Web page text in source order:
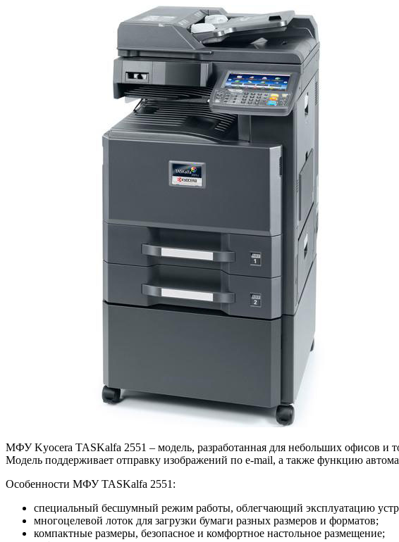
МФУ Kyocera TASKalfa 2551 – модель, разработанная для небольших офисов и
Модель поддерживает отправку изображений по e-mail, а также функцию
Особенности МФУ TASKalfa 2551:
специальный бесшумный режим работы, облегчающий эксплуатацию
многоцелевой лоток для загрузки бумаги разных размеров и форматов;
компактные размеры, безопасное и комфортное настольное размещение;